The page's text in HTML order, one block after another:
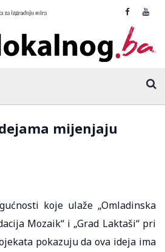
mijenjaju
koje ulaže „Omladinska
Mozaik“ i „Grad Laktaši“ pri
pokazuju da ova ideja ima